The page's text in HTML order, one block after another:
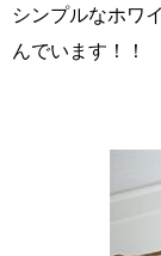
シンプルなホワ
んでいます！！